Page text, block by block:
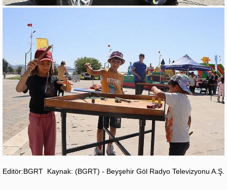
Editör:BGRT Kaynak: (BGRT) - Beyşehir Göl Radyo Televizyonu A.Ş.